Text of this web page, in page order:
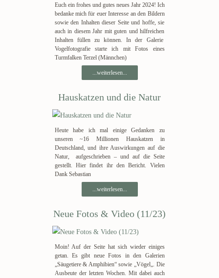
Euch ein frohes und gutes neues Jahr 2024! Ich
bedanke mich für euer Interesse an den Bildern
sowie den Inhalten dieser Seite und hoffe, sie
auch in diesem Jahr mit guten und hilfreichen
Inhalten füllen zu können. In der Galerie
Vogelfotografie starte ich mit Fotos eines
Turmfalken Terzel (Männchen)
...weiterlesen...
Hauskatzen und die Natur
Heute habe ich mal einige Gedanken zu
unseren ~16 Millionen Hauskatzen in
Deutschland, und ihre Auswirkungen auf die
Natur, aufgeschrieben – und auf die Seite
gestellt. Hier findet ihr den Bericht. Vielen
Dank Sebastian
...weiterlesen...
Neue Fotos & Video (11/23)
Moin! Auf der Seite hat sich wieder einiges
getan. Es gibt neue Fotos in den Galerien
„Säugetiere & Amphibien“ sowie „Vögel„. Die
Ausbeute der letzten Wochen. Mit dabei auch